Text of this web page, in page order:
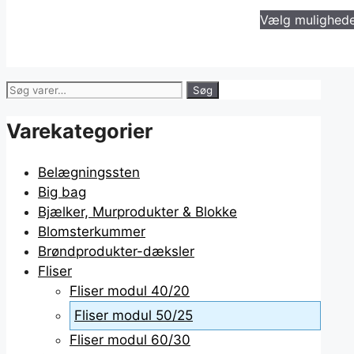
Vælg
Søg
Søg
Varekategorier
Belægningssten
Big bag
Bjælker, Murprodukter & Blokke
Blomsterkummer
Brøndprodukter-dæksler
Fliser
Fliser modul 40/20
Fliser modul 50/25
Fliser modul 60/30